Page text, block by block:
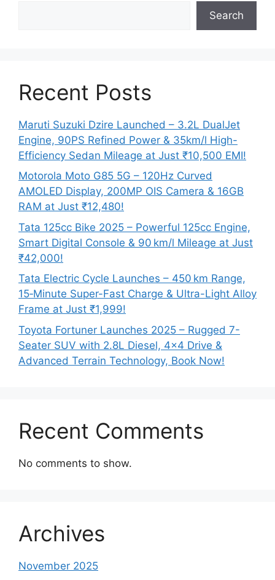
Search
Recent Posts
Maruti Suzuki Dzire Launched – 3.2L DualJet
Engine, 90PS Refined Power & 35km/l High-
Efficiency Sedan Mileage at Just ₹10,500 EMI!
Motorola Moto G85 5G – 120Hz Curved
AMOLED Display, 200MP OIS Camera & 16GB
RAM at Just ₹12,480!
Tata 125cc Bike 2025 – Powerful 125cc Engine,
Smart Digital Console & 90 km/l Mileage at Just
₹42,000!
Tata Electric Cycle Launches – 450 km Range,
15‑Minute Super-Fast Charge & Ultra-Light Alloy
Frame at Just ₹1,999!
Toyota Fortuner Launches 2025 – Rugged 7-
Seater SUV with 2.8L Diesel, 4×4 Drive &
Advanced Terrain Technology, Book Now!
Recent Comments
No comments to show.
Archives
November 2025